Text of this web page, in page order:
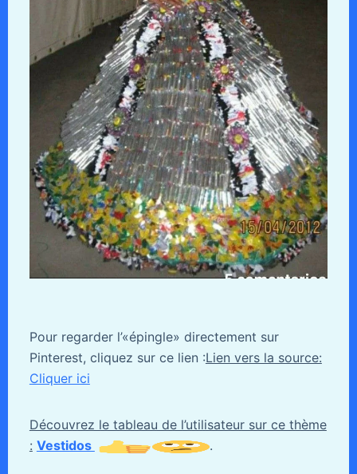
Pour regarder l’«épingle» directement sur
Pinterest, cliquez sur ce lien :Lien vers la source:
Cliquer ici
Découvrez le tableau de l’utilisateur sur ce thème
: Vestidos .